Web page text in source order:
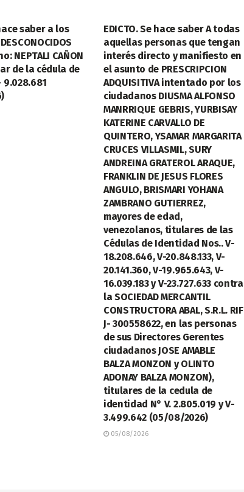
saber a los
NEPTALI CAÑON
de la cédula de
EDICTO. Se hace saber A todas
aquellas personas que tengan
interés directo y manifiesto en
el asunto de PRESCRIPCION
ADQUISITIVA intentado por los
ciudadanos DIUSMA ALFONSO
MANRRIQUE GEBRIS, YURBISAY
KATERINE CARVALLO DE
QUINTERO, YSAMAR MARGARITA
CRUCES VILLASMIL, SURY
ANDREINA GRATEROL ARAQUE,
FRANKLIN DE JESUS FLORES
ANGULO, BRISMARI YOHANA
ZAMBRANO GUTIERREZ,
mayores de edad,
venezolanos, titulares de las
Cédulas de Identidad Nos.. V-
18.208.646, V-20.848.133, V-
20.141.360, V-19.965.643, V-
16.039.183 y V-23.727.633 contra
la SOCIEDAD MERCANTIL
CONSTRUCTORA ABAL, S.R.L. RIF
J- 300558622, en las personas
de sus Directores Gerentes
ciudadanos JOSE AMABLE
BALZA MONZON y OLINTO
ADONAY BALZA MONZON),
titulares de la cedula de
identidad N° V. 2.805.019 y V-
3.499.642 (05/08/2026)
05/08/2026